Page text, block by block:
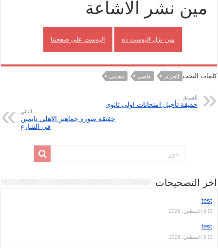
مين نشر الاشاعة
مين نزل البوست ده البوست على صفحتنا
كلمات البحث الجزائر قاضى محامى
السابق
حقيقة تأجيل امتحانات اولى ثانوى
التالي
حقيقة صورة جماهير الاهلي نايمين
في الشارع
اخر التصحيحات
test
8 أغسطس، 2026
test
8 أغسطس، 2026